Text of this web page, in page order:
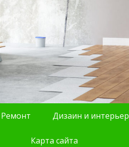
Ремонт Дизаин и интерьер
Карта сайта